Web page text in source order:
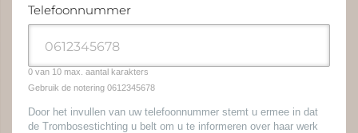
Telefoonnummer
0 van 10 max. aantal karakters
Gebruik de notering 0612345678
Door het invullen van uw telefoonnummer stemt u ermee in dat
de Trombosestichting u belt om u te informeren over haar werk